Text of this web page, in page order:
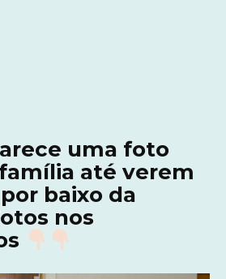
uma foto
até verem
baixo da
nos